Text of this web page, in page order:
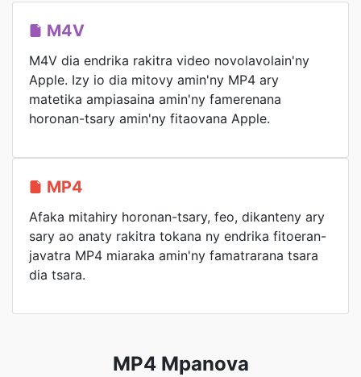
M4V
M4V dia endrika rakitra video novolavolain'ny
Apple. Izy io dia mitovy amin'ny MP4 ary
matetika ampiasaina amin'ny famerenana
horonan-tsary amin'ny fitaovana Apple.
MP4
Afaka mitahiry horonan-tsary, feo, dikanteny ary
sary ao anaty rakitra tokana ny endrika fitoeran-
javatra MP4 miaraka amin'ny famatrarana tsara
dia tsara.
MP4 Mpanova